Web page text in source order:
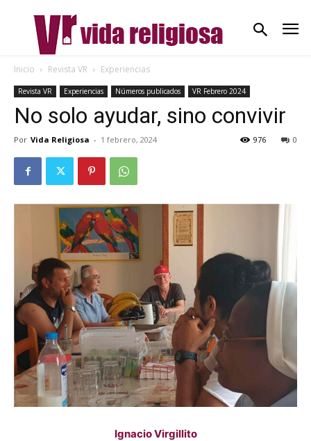
Inicio Revista VR Experiencias
Revista VR Experiencias Números publicados VR Febrero 2024
No solo ayudar, sino convivir
Por Vida Religiosa - 1 febrero, 2024 0
976
Ignacio Virgillito